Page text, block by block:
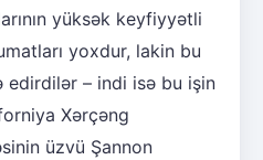
yüksək keyfiyyətli
yoxdur, lakin bu
edirdilər – indi isə bu işin
Xərçəng
üzvü Şannon